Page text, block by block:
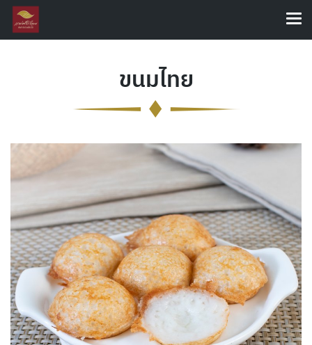
ขนมไทย